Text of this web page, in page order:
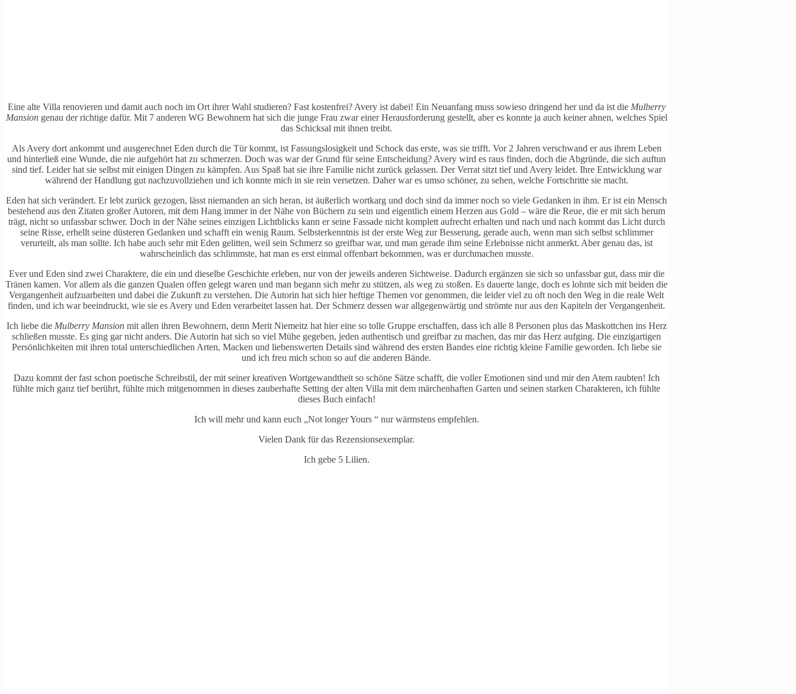
Eine alte Villa renovieren und damit auch noch im Ort ihrer Wahl studieren? Fast kostenfrei? Avery ist dabei! Ein Neuanfang muss sowieso dringend her und da ist die Mulberry
Mansiongenau der richtige dafür. Mit 7 anderen WG Bewohnern hat sich die junge Frau zwar einer Herausforderung gestellt, aber es konnte ja auch keiner ahnen, welches Spiel
das Schicksal mit ihnen treibt.
Als Avery dort ankommt und ausgerechnet Eden durch die Tür kommt, ist Fassungslosigkeit und Schock das erste, was sie trifft. Vor 2 Jahren verschwand er aus ihrem Leben
und hinterließ eine Wunde, die nie aufgehört hat zu schmerzen. Doch was war der Grund für seine Entscheidung? Avery wird es raus finden, doch die Abgründe, die sich auftun
sind tief. Leider hat sie selbst mit einigen Dingen zu kämpfen. Aus Spaß hat sie ihre Familie nicht zurück gelassen. Der Verrat sitzt tief und Avery leidet. Ihre Entwicklung war
während der Handlung gut nachzuvollziehen und ich konnte mich in sie rein versetzen. Daher war es umso schöner, zu sehen, welche Fortschritte sie macht.
Eden hat sich verändert. Er lebt zurück gezogen, lässt niemanden an sich heran, ist äußerlich wortkarg und doch sind da immer noch so viele Gedanken in ihm. Er ist ein Mensch
bestehend aus den Zitaten großer Autoren, mit dem Hang immer in der Nähe von Büchern zu sein und eigentlich einem Herzen aus Gold – wäre die Reue, die er mit sich herum
trägt, nicht so unfassbar schwer. Doch in der Nähe seines einzigen Lichtblicks kann er seine Fassade nicht komplett aufrecht erhalten und nach und nach kommt das Licht durch
seine Risse, erhellt seine düsteren Gedanken und schafft ein wenig Raum. Selbsterkenntnis ist der erste Weg zur Besserung, gerade auch, wenn man sich selbst schlimmer
verurteilt, als man sollte. Ich habe auch sehr mit Eden gelitten, weil sein Schmerz so greifbar war, und man gerade ihm seine Erlebnisse nicht anmerkt. Aber genau das, ist
wahrscheinlich das schlimmste, hat man es erst einmal offenbart bekommen, was er durchmachen musste.
Ever und Eden sind zwei Charaktere, die ein und dieselbe Geschichte erleben, nur von der jeweils anderen Sichtweise. Dadurch ergänzen sie sich so unfassbar gut, dass mir die
Tränen kamen. Vor allem als die ganzen Qualen offen gelegt waren und man begann sich mehr zu stützen, als weg zu stoßen. Es dauerte lange, doch es lohnte sich mit beiden die
Vergangenheit aufzuarbeiten und dabei die Zukunft zu verstehen. Die Autorin hat sich hier heftige Themen vor genommen, die leider viel zu oft noch den Weg in die reale Welt
finden, und ich war beeindruckt, wie sie es Avery und Eden verarbeitet lassen hat. Der Schmerz dessen war allgegenwärtig und strömte nur aus den Kapiteln der Vergangenheit.
Ich liebe die Mulberry Mansionmit allen ihren Bewohnern, denn Merit Niemeitz hat hier eine so tolle Gruppe erschaffen, dass ich alle 8 Personen plus das Maskottchen ins Herz
schließen musste. Es ging gar nicht anders. Die Autorin hat sich so viel Mühe gegeben, jeden authentisch und greifbar zu machen, das mir das Herz aufging. Die einzigartigen
Persönlichkeiten mit ihren total unterschiedlichen Arten, Macken und liebenswerten Details sind während des ersten Bandes eine richtig kleine Familie geworden. Ich liebe sie
und ich freu mich schon so auf die anderen Bände.
Dazu kommt der fast schon poetische Schreibstil, der mit seiner kreativen Wortgewandtheit so schöne Sätze schafft, die voller Emotionen sind und mir den Atem raubten! Ich
fühlte mich ganz tief berührt, fühlte mich mitgenommen in dieses zauberhafte Setting der alten Villa mit dem märchenhaften Garten und seinen starken Charakteren, ich fühlte
dieses Buch einfach!
Ich will mehr und kann euch „Not longer Yours “ nur wärmstens empfehlen.
Vielen Dank für das Rezensionsexemplar.
Ich gebe 5 Lilien.